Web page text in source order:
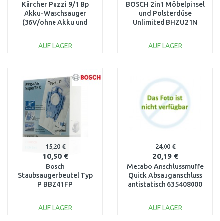
Kärcher Puzzi 9/1 Bp
Akku-Waschsauger
(36V/ohne Akku und
AUF LAGER
Vergleichen
BOSCH 2in1 Möbelpinsel
und Polsterdüse
Unlimited BHZU21N
AUF LAGER
Vergleichen
15,20 €
10,50 €
Bosch
Staubsaugerbeutel Typ
P BBZ41FP
AUF LAGER
24,00 €
20,19 €
Metabo Anschlussmuffe
Quick Absauganschluss
antistatisch 635408000
AUF LAGER